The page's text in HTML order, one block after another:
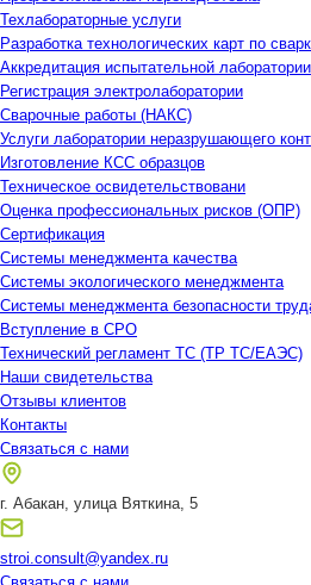
Техлабораторные услуги
Разработка технологических карт по
Аккредитация испытательной лаборатории
Регистрация электролаборатории
Сварочные работы (НАКС)
Услуги лаборатории неразрушающего
Изготовление КСС образцов
Техническое освидетельствовани
Оценка профессиональных рисков (ОПР)
Сертификация
Системы менеджмента качества
Системы экологического менеджмента
Системы менеджмента безопасности
Вступление в СРО
Технический регламент ТС (ТР ТС/ЕАЭС)
Наши свидетельства
Отзывы клиентов
Контакты
Связаться с нами
г. Абакан, улица Вяткина, 5
stroi.consult@yandex.ru